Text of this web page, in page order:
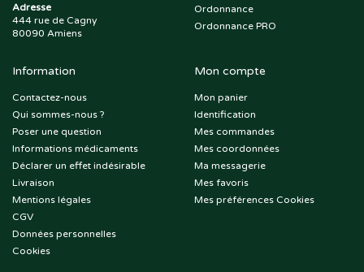
Adresse
444 rue de Cagny
80090 Amiens
Ordonnance
Ordonnance PRO
Information
Contactez-nous
Qui sommes-nous ?
Poser une question
Informations médicaments
Déclarer un effet indésirable
Livraison
Mentions légales
CGV
Données personnelles
Cookies
Mon compte
Mon panier
Identification
Mes commandes
Mes coordonnées
Ma messagerie
Mes favoris
Mes préférences Cookies